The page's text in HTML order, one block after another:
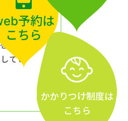
ま
お願
てい
予約は
こちら
かかりつけ制度は
こちら